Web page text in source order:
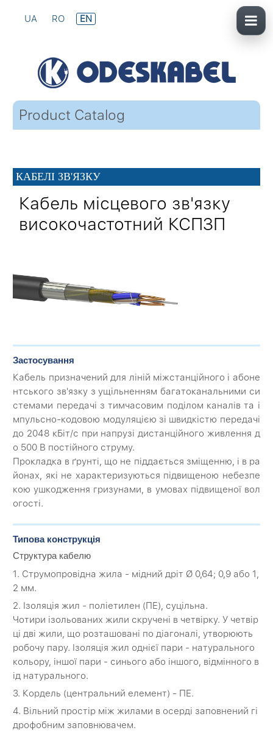
UA RO EN
Product Catalog
КАБЕЛІ ЗВ'ЯЗКУ
Кабель місцевого зв'язку
високочастотний КСПЗП
Застосування
Кабель призначений для ліній міжстанційного і абоне
нтського зв'язку з ущільненням багатоканальними си
стемами передачі з тимчасовим поділом каналів та і
мпульсно-кодовою модуляцією зі швидкістю передачі
до 2048 кБіт/с при напрузі дистанційного живлення д
о 500 В постійного струму.
Прокладка в ґрунті, що не піддається зміщенню, і в ра
йонах, які не характеризуються підвищеною небезпе
кою ушкодження гризунами, в умовах підвищеної вол
огості.
Типова конструкція
Структура кабелю
1. Струмопровідна жила - мідний дріт Ø 0,64; 0,9 або 1,
2 мм.
2. Ізоляція жил - поліетилен (ПЕ), суцільна.
Чотири ізольованих жили скручені в четвірку. У четвір
ці дві жили, що розташовані по діагоналі, утворюють
робочу пару. Ізоляція жил однієї пари - натурального
кольору, іншої пари - синього або іншого, відмінного в
ід натурального.
3. Кордель (центральний елемент) - ПЕ.
4. Вільний простір між жилами в осерді заповнений гі
дрофобним заповнювачем.